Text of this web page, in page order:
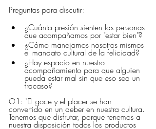
Preguntas para discutir:
¿Cuánta presión sienten las personas
que acompañamos por "estar bien"?
¿Cómo manejamos nosotros mismos
el mandato cultural de la felicidad?
¿Hay espacio en nuestro
acompañamiento para que alguien
pueda estar mal sin que eso sea un
fracaso?
O1: "El goce y el placer se han
convertido en un deber en nuestra cultura.
Tenemos que disfrutar, porque tenemos a
nuestra disposición todos los productos